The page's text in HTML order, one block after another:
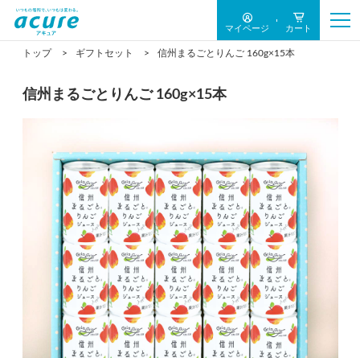
マイページ カート
トップ ギフトセット 信州まるごとりんご 160g×15本
信州まるごとりんご 160g×15本